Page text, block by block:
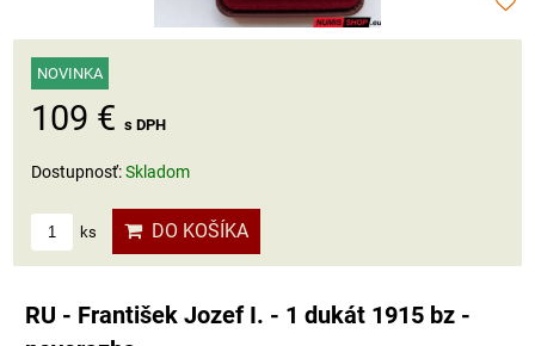
NOVINKA
109 € s DPH
Dostupnosť:Skladom
ks DO KOŠÍKA
RU - František Jozef I. - 1 dukát 1915 bz -